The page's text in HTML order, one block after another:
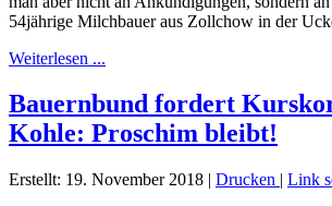
54jährige Milchbauer aus Zollchow in der
Weiterlesen ...
Bauernbund fordert
Kohle: Proschim bleibt!
Erstellt: 19. November 2018 | Drucken | Link